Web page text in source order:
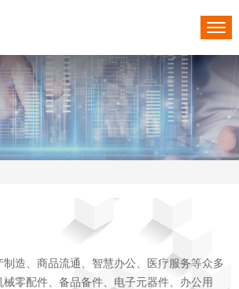
造、商品流通、智慧办公、医疗服务等众多
零配件、备品备件、电子元器件、办公用